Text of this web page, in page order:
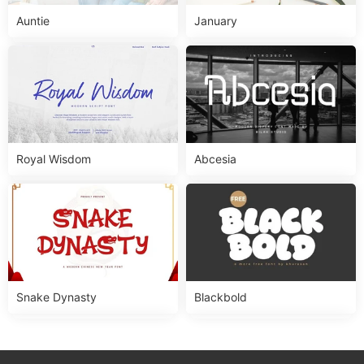
Auntie January
Royal Wisdom Abcesia
Snake Dynasty Blackbold